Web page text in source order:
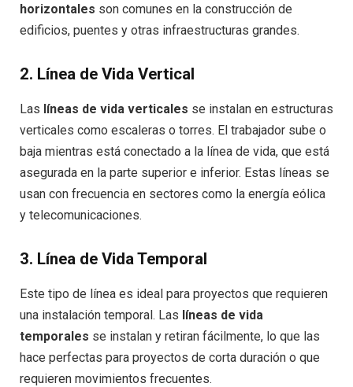
horizontales son comunes en la construcción de
edificios, puentes y otras infraestructuras grandes.
2. Línea de Vida Vertical
Las líneas de vida verticales se instalan en estructuras
verticales como escaleras o torres. El trabajador sube o
baja mientras está conectado a la línea de vida, que está
asegurada en la parte superior e inferior. Estas líneas se
usan con frecuencia en sectores como la energía eólica
y telecomunicaciones.
3. Línea de Vida Temporal
Este tipo de línea es ideal para proyectos que requieren
una instalación temporal. Las líneas de vida
temporales se instalan y retiran fácilmente, lo que las
hace perfectas para proyectos de corta duración o que
requieren movimientos frecuentes.